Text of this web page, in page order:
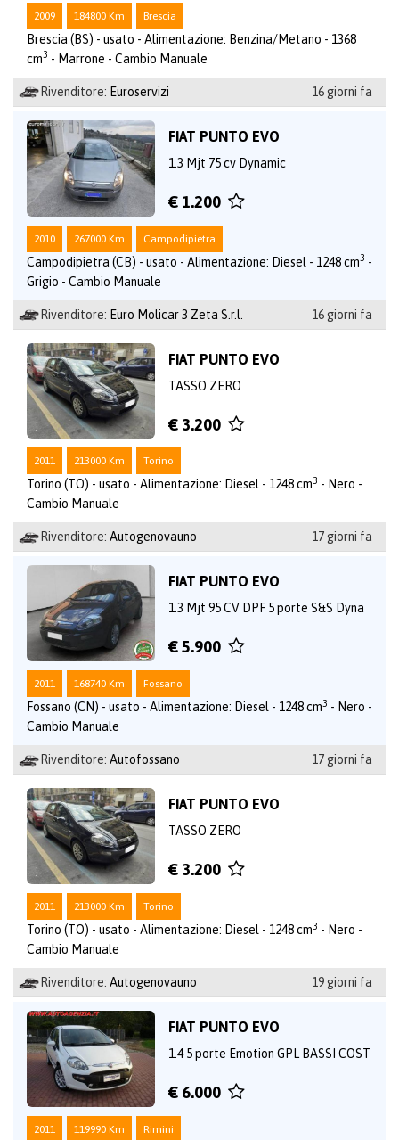
2009 184800 Km Brescia
Brescia (BS) - usato - Alimentazione: Benzina/Metano - 1368
cm3 - Marrone - Cambio Manuale
Rivenditore: Euroservizi 16 giorni fa
FIAT PUNTO EVO
1.3 Mjt 75 cv Dynamic
€ 1.200
2010 267000 Km Campodipietra
Campodipietra (CB) - usato - Alimentazione: Diesel - 1248 cm3 -
Grigio - Cambio Manuale
Rivenditore: Euro Molicar 3 Zeta S.r.l. 16 giorni fa
FIAT PUNTO EVO
TASSO ZERO
€ 3.200
2011 213000 Km Torino
Torino (TO) - usato - Alimentazione: Diesel - 1248 cm3 - Nero -
Cambio Manuale
Rivenditore: Autogenovauno 17 giorni fa
FIAT PUNTO EVO
1.3 Mjt 95 CV DPF 5 porte S&S Dyna
€ 5.900
2011 168740 Km Fossano
Fossano (CN) - usato - Alimentazione: Diesel - 1248 cm3 - Nero -
Cambio Manuale
Rivenditore: Autofossano 17 giorni fa
FIAT PUNTO EVO
TASSO ZERO
€ 3.200
2011 213000 Km Torino
Torino (TO) - usato - Alimentazione: Diesel - 1248 cm3 - Nero -
Cambio Manuale
Rivenditore: Autogenovauno 19 giorni fa
FIAT PUNTO EVO
1.4 5 porte Emotion GPL BASSI COST
€ 6.000
2011 119990 Km Rimini